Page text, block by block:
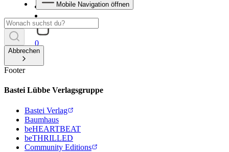
0
Mobile Navigation öffnen
Abbrechen
Footer
Bastei Lübbe Verlagsgruppe
Bastei Verlag
Baumhaus
beHEARTBEAT
beTHRILLED
Community Editions